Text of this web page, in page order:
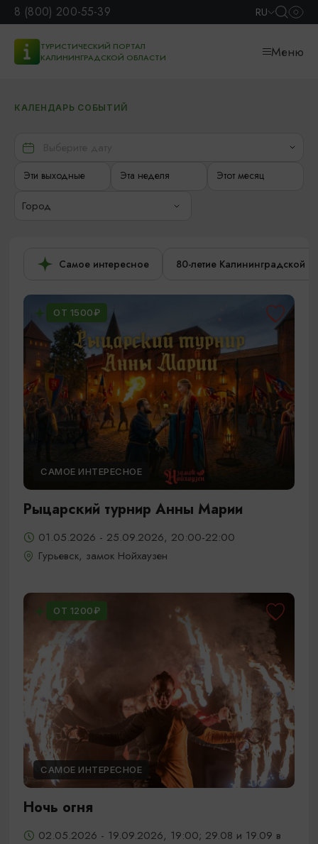
8 (800) 200-55-39 RU
ТУРИСТИЧЕСКИЙ ПОРТАЛ
КАЛИНИНГРАДСКОЙ ОБЛАСТИ
Меню
КАЛЕНДАРЬ СОБЫТИЙ
Эти выходные Эта неделя Этот месяц
Город
Самое интересное 80-летие Калининградской
ОТ 1500₽
САМОЕ ИНТЕРЕСНОЕ
Рыцарский турнир Анны Марии
01.05.2026 - 25.09.2026, 20:00-22:00
Гурьевск, замок Нойхаузен
ОТ 1200₽
САМОЕ ИНТЕРЕСНОЕ
Ночь огня
02.05.2026 - 19.09.2026, 19:00; 29.08 и 19.09 в